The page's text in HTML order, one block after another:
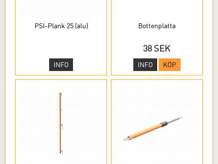
PSI-Plank 25 (alu)
INFO
Bottenplatta
38 SEK
INFO KÖP